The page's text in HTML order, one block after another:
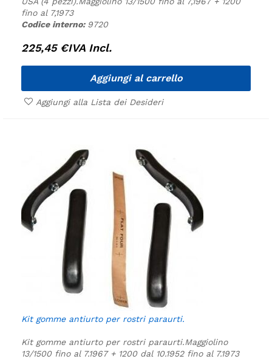
fino al 7,1973
Codice interno: 9720
225,45 €IVA Incl.
Aggiungi al carrello
Aggiungi alla Lista dei Desideri
Kit gomme antiurto per rostri paraurti.
Kit gomme antiurto per rostri paraurti.Maggiolino
13/1500 fino al 7.1967 + 1200 dal 10.1952 fino al 7.1973